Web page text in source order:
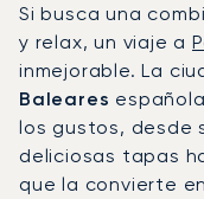
Si busca una
y relax, un viaje a
inmejorable. La
Baleares
los gustos, desde
deliciosas tapas
que la convierte